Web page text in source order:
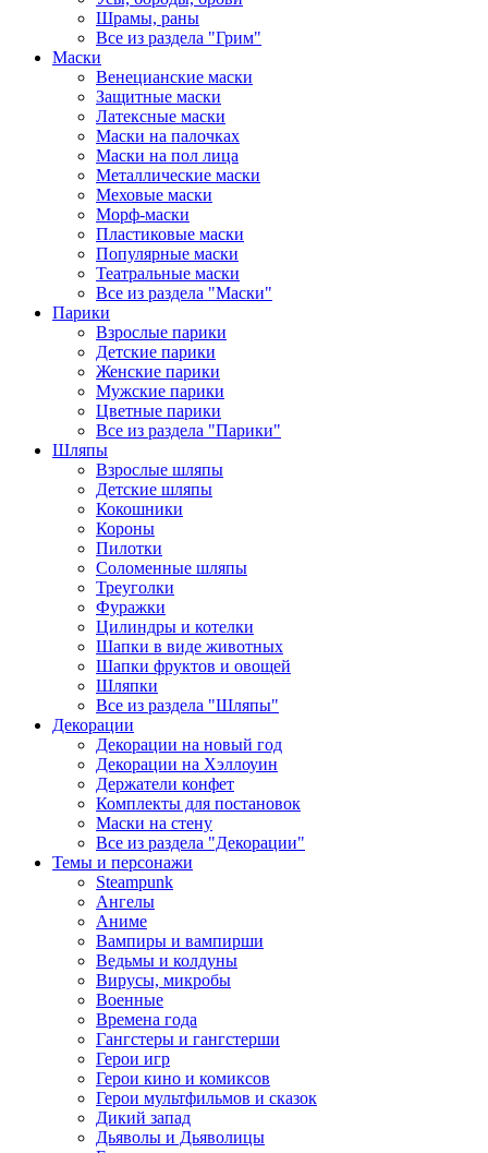
Шрамы, раны
Все из раздела "Грим"
Маски
Венецианские маски
Защитные маски
Латексные маски
Маски на палочках
Маски на пол лица
Металлические маски
Меховые маски
Морф-маски
Пластиковые маски
Популярные маски
Театральные маски
Все из раздела "Маски"
Парики
Взрослые парики
Детские парики
Женские парики
Мужские парики
Цветные парики
Все из раздела "Парики"
Шляпы
Взрослые шляпы
Детские шляпы
Кокошники
Короны
Пилотки
Соломенные шляпы
Треуголки
Фуражки
Цилиндры и котелки
Шапки в виде животных
Шапки фруктов и овощей
Шляпки
Все из раздела "Шляпы"
Декорации
Декорации на новый год
Декорации на Хэллоуин
Держатели конфет
Комплекты для постановок
Маски на стену
Все из раздела "Декорации"
Темы и персонажи
Steampunk
Ангелы
Аниме
Вампиры и вампирши
Ведьмы и колдуны
Вирусы, микробы
Военные
Времена года
Гангстеры и гангстерши
Герои игр
Герои кино и комиксов
Герои мультфильмов и сказок
Дикий запад
Дьяволы и Дьяволицы